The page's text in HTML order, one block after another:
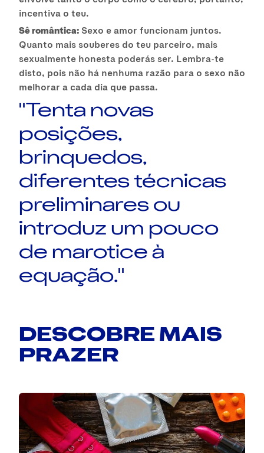
incentiva o teu.
Sê romântica: Sexo e amor funcionam juntos.
Quanto mais souberes do teu parceiro, mais
sexualmente honesta poderás ser. Lembra-te
disto, pois não há nenhuma razão para o sexo não
melhorar a cada dia que passa.
"Tenta novas
posições,
brinquedos,
diferentes técnicas
preliminares ou
introduz um pouco
de marotice à
equação."
DESCOBRE MAIS
PRAZER